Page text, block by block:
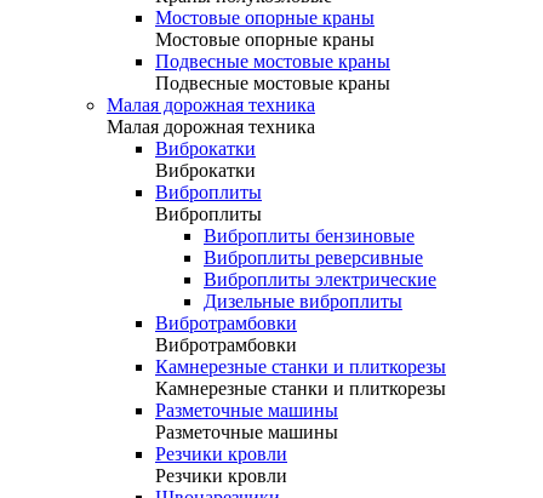
Мостовые опорные краны
Мостовые опорные краны
Подвесные мостовые краны
Подвесные мостовые краны
Малая дорожная техника
Малая дорожная техника
Виброкатки
Виброкатки
Виброплиты
Виброплиты
Виброплиты бензиновые
Виброплиты реверсивные
Виброплиты электрические
Дизельные виброплиты
Вибротрамбовки
Вибротрамбовки
Камнерезные станки и плиткорезы
Камнерезные станки и плиткорезы
Разметочные машины
Разметочные машины
Резчики кровли
Резчики кровли